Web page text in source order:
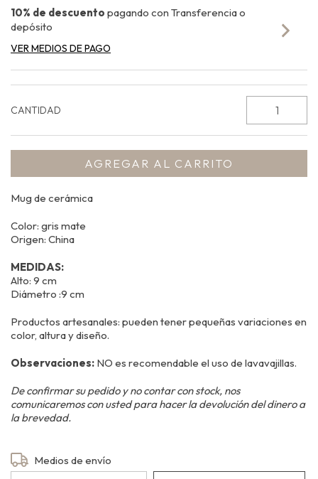
10% de descuento pagando con Transferencia o
depósito
VER MEDIOS DE PAGO
CANTIDAD
Mug de cerámica
Color: gris mate
Origen: China
MEDIDAS:
Alto: 9 cm
Diámetro :9 cm
Productos artesanales: pueden tener pequeñas variaciones en
color, altura y diseño.
Observaciones: NO es recomendable el uso de lavavajillas.
De confirmar su pedido y no contar con stock, nos
comunicaremos con usted para hacer la devolución del dinero a
la brevedad.
Entregas para el CP:
Medios de envío